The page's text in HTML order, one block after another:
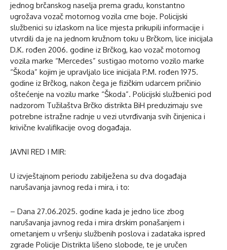
jednog brčanskog naselja prema gradu, konstantno
ugrožava vozač motornog vozila crne boje. Policijski
službenici su izlaskom na lice mjesta prikupili informacije i
utvrdili da je na jednom kružnom toku u Brčkom, lice inicijala
D.K. rođen 2006. godine iz Brčkog, kao vozač motornog
vozila marke “Mercedes” sustigao motorno vozilo marke
“Škoda” kojim je upravljalo lice inicijala P.M. rođen 1975.
godine iz Brčkog, nakon čega je fizičkim udarcem pričinio
oštećenje na vozilu marke “Škoda”. Policijski službenici pod
nadzorom Tužilaštva Brčko distrikta BiH preduzimaju sve
potrebne istražne radnje u vezi utvrđivanja svih činjenica i
krivične kvalifikacije ovog događaja.
JAVNI RED I MIR:
U izvještajnom periodu zabilježena su dva događaja
narušavanja javnog reda i mira, i to:
– Dana 27.06.2025. godine kada je jedno lice zbog
narušavanja javnog reda i mira drskim ponašanjem i
ometanjem u vršenju službenih poslova i zadataka ispred
zgrade Policije Distrikta lišeno slobode, te je uručen